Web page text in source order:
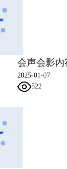
2025-01-07
522